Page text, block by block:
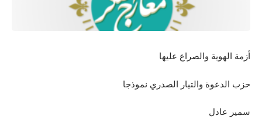
أزمة الهوية والصراع عليها
حزب الدعوة والتيار الصدري نموذجا
سمير عادل